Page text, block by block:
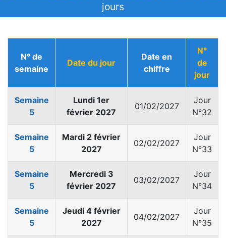
jours
N° de
semaine
Date du jour
Date en
chiffre
N°
de
jour
Semaine
5
Lundi 1er
février 2027
01/02/2027
Jour
N°32
Semaine
5
Mardi 2 février
2027
02/02/2027
Jour
N°33
Semaine
5
Mercredi 3
février 2027
03/02/2027
Jour
N°34
Semaine
5
Jeudi 4 février
2027
04/02/2027
Jour
N°35